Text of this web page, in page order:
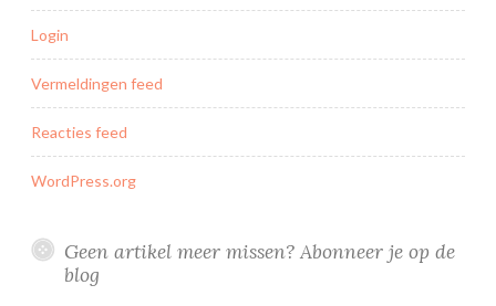
Login
Vermeldingen feed
Reacties feed
WordPress.org
Geen artikel meer missen? Abonneer je op de
blog